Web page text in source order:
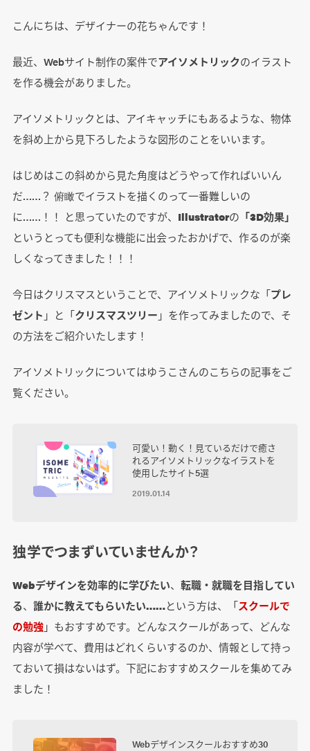
こんにちは、デザイナーの花ちゃんです！
最近、Webサイト制作の案件でアイソメトリックのイラスト
を作る機会がありました。
アイソメトリックとは、アイキャッチにもあるような、物体
を斜め上から見下ろしたような図形のことをいいます。
はじめはこの斜めから見た角度はどうやって作ればいいん
だ……？ 俯瞰でイラストを描くのって一番難しいの
に……！！ と思っていたのですが、 Illustratorの 「3D効果」
というとっても便利な機能に出会ったおかげで、作るのが楽
しくなってきました！！！
今日はクリスマスということで、アイソメトリックな「プレ
ゼント 」と「クリスマスツリー 」を作ってみましたので、そ
の方法をご紹介いたします！
アイソメトリックについてはゆうこさんのこちらの記事をご
覧ください。
可愛い！動く！見ているだけで癒さ
れるアイソメトリックなイラストを
使用したサイト5選
2019.01.14
独学でつまずいていませんか？
Webデザインを効率的に学びたい、 転職・就職を目指してい
る、 誰かに教えてもらいたい……という方は、「スクールで
の勉強」もおすすめです。どんなスクールがあって、どんな
内容が学べて、費用はどれくらいするのか、情報として持っ
ておいて損はないはず。下記におすすめスクールを集めてみ
ました！
Webデザインスクールおすすめ30